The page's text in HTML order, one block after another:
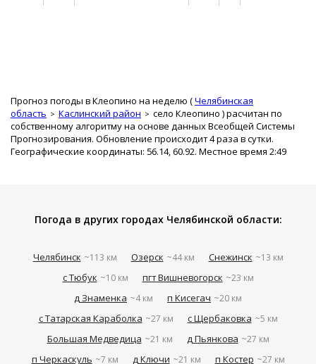
Прогноз погоды в Клеопино на неделю (Челябинская
область
Каслинский район село Клеопино ) расчитан по
собственному алгоритму на основе данных Всеобщей Системы
Прогнозирования. Обновление происходит 4 раза в сутки.
Географические координаты: 56.14, 60.92. Местное время 2:49
Погода в других городах Челябинской области:
Челябинск ~113 км Озерск ~44 км Снежинск ~13 км
с Тюбук ~10 км пгт Вишневогорск ~23 км
д Знаменка ~4 км п Кисегач ~20 км
с Татарская Караболка ~27 км с Щербаковка ~5 км
Большая Медведица ~21 км д Пьянкова ~27 км
п Черкаскуль ~7 км д Ключи ~21 км п Костер ~27 км